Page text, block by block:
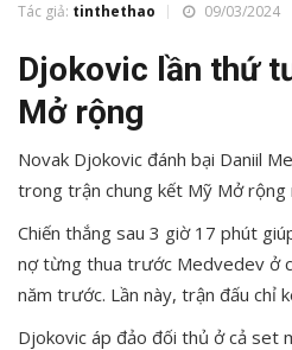
Tác giả: tinthethao 09/03/2024
Djokovic lần thứ
Mở rộng
Novak Djokovic đánh bại Daniil
trong trận chung kết Mỹ Mở rộng
Chiến thắng sau 3 giờ 17 phút
nợ từng thua trước Medvedev ở
năm trước. Lần này, trận đấu chỉ
Djokovic áp đảo đối thủ ở cả set